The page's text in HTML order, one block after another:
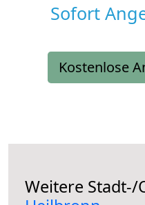
Sofort
Kostenlose
Weitere Stadt-/